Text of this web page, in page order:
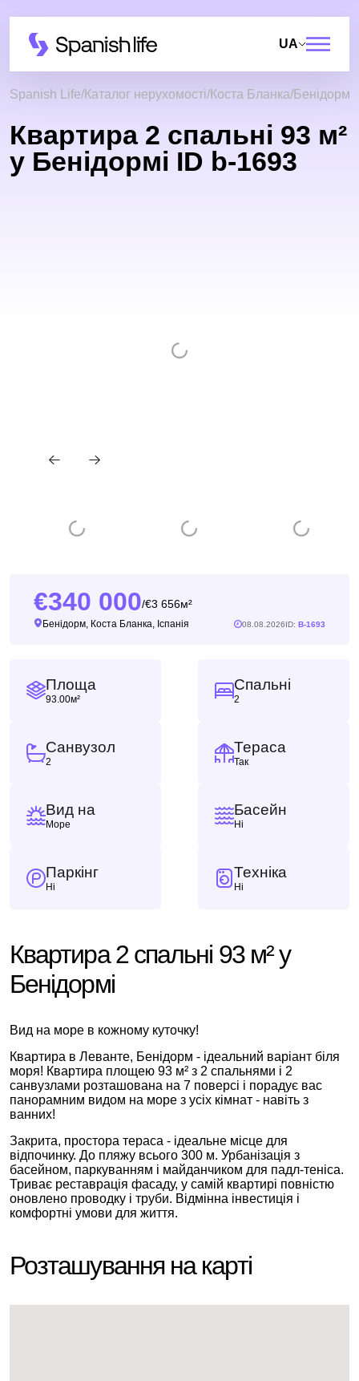
UA
Spanish Life Каталог нерухомості Коста Бланка Бенідорм
Квартира 2 спальні 93 м²
у Бенідормі ID b-1693
340 000/ 3 656м²
Бенідорм, Коста Бланка, Іспанія 08.08.2026ID: B-1693
Площа
93.00м²
Спальні
2
Санвузол
2
Тераса
Так
Вид на
Море
Басейн
Ні
Паркінг
Ні
Техніка
Ні
Квартира 2 спальні 93 м² у
Бенідормі
Вид на море в кожному куточку!
Квартира в Леванте, Бенідорм - ідеальний варіант біля
моря! Квартира площею 93 м² з 2 спальнями і 2
санвузлами розташована на 7 поверсі і порадує вас
панорамним видом на море з усіх кімнат - навіть з
ванних!
Закрита, простора тераса - ідеальне місце для
відпочинку. До пляжу всього 300 м. Урбанізація з
басейном, паркуванням і майданчиком для падл-теніса.
Триває реставрація фасаду, у самій квартирі повністю
оновлено проводку і труби. Відмінна інвестиція і
комфортні умови для життя.
Розташування на карті